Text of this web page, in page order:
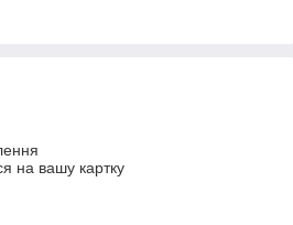
на вашу картку